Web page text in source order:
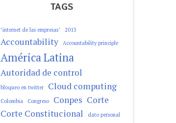
TAGS
"internet de las empresas" 2013
Accountability Accountability principle
América Latina
Autoridad de control
bloqueo en twitter Cloud computing
Colombia Congreso Conpes Corte
Corte Constitucional
dato personal